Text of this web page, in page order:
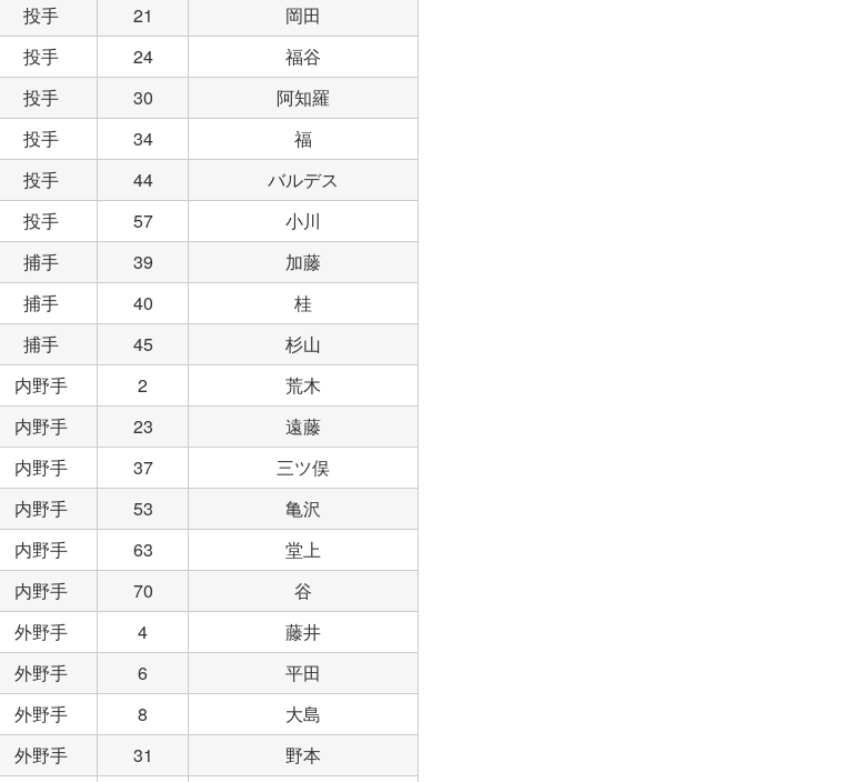
投手
21
岡田
投手
24
福谷
投手
30
阿知羅
投手
34
福
投手
44
バルデス
投手
57
小川
捕手
39
加藤
捕手
40
桂
捕手
45
杉山
内野手
2
荒木
内野手
23
遠藤
内野手
37
三ツ俣
内野手
53
亀沢
内野手
63
堂上
内野手
70
谷
外野手
4
藤井
外野手
6
平田
外野手
8
大島
外野手
31
野本